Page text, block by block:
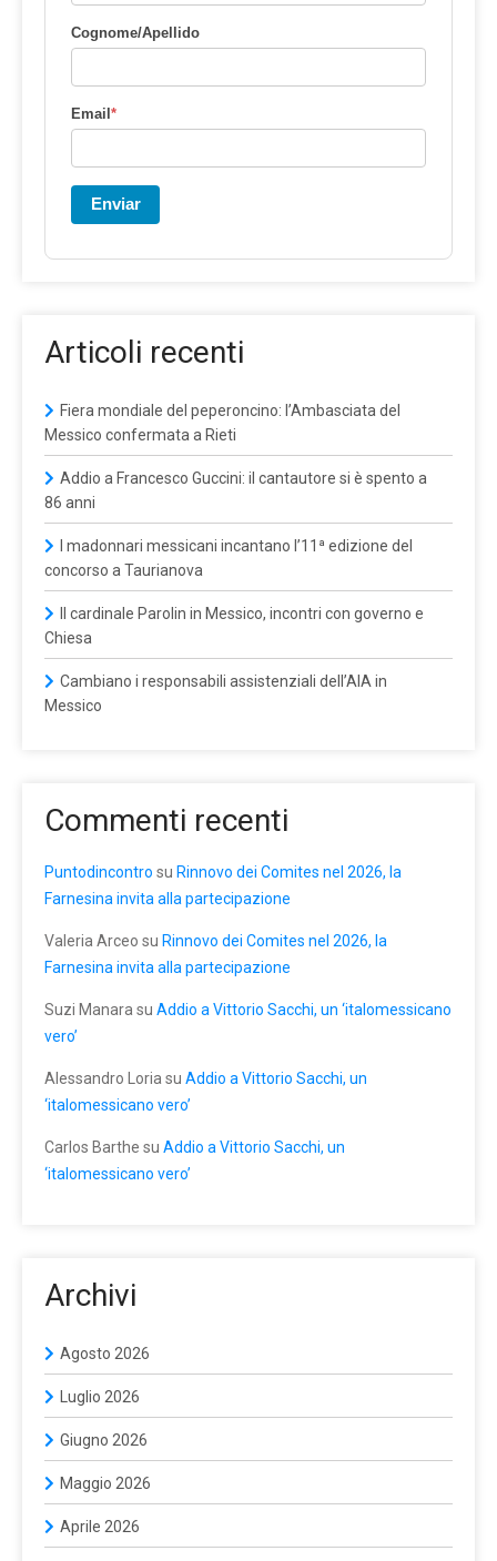
Cognome/Apellido
Email*
Enviar
Articoli recenti
Fiera mondiale del peperoncino: l’Ambasciata del
Messico confermata a Rieti
Addio a Francesco Guccini: il cantautore si è spento a
86 anni
I madonnari messicani incantano l’11ª edizione del
concorso a Taurianova
Il cardinale Parolin in Messico, incontri con governo e
Chiesa
Cambiano i responsabili assistenziali dell’AIA in
Messico
Commenti recenti
Puntodincontro su Rinnovo dei Comites nel 2026, la
Farnesina invita alla partecipazione
Valeria Arceo su Rinnovo dei Comites nel 2026, la
Farnesina invita alla partecipazione
Suzi Manara su Addio a Vittorio Sacchi, un ‘italomessicano
vero’
Alessandro Loria su Addio a Vittorio Sacchi, un
‘italomessicano vero’
Carlos Barthe su Addio a Vittorio Sacchi, un
‘italomessicano vero’
Archivi
Agosto 2026
Luglio 2026
Giugno 2026
Maggio 2026
Aprile 2026